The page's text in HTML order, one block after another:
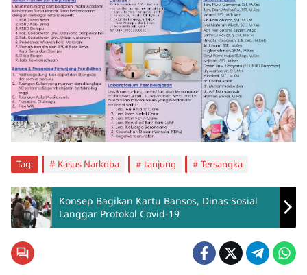
Tag: Kasus Narkoba tanjung Tersangka
Konsep Bagikan Kartu Bansos, Dinas Sosial
Langgar Protokol Covid-19